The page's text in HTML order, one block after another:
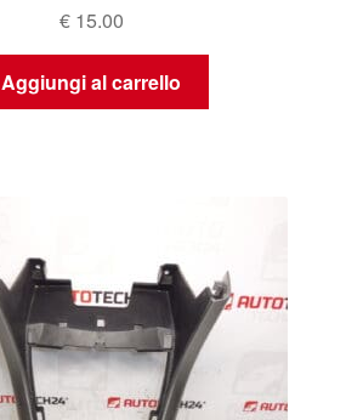
€15.00
Aggiungi al carrello